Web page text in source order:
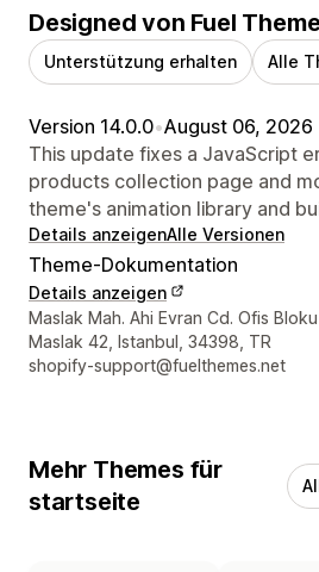
Designed von Fuel
Unterstützung erhalten Alle
Version 14.0.0•August 06, 2026
This update fixes a JavaScript
products collection page and
theme's animation library and
Details anzeigenAlle Versionen
Theme-Dokumentation
Details anzeigen
Designer-Kontaktdaten
Maslak Mah. Ahi Evran Cd. Ofis
Maslak 42, Istanbul, 34398, TR
shopify-support@fuelthemes.net
Mehr Themes für
startseite